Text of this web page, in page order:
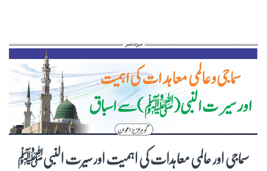
سماجی اور عالمی معاہدات کی اہمیت اور سیرت النبیﷺ